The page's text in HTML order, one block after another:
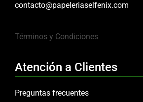
contacto@papeleriaselfenix.com
Términos y Condiciones
Atención a Clientes
Preguntas frecuentes